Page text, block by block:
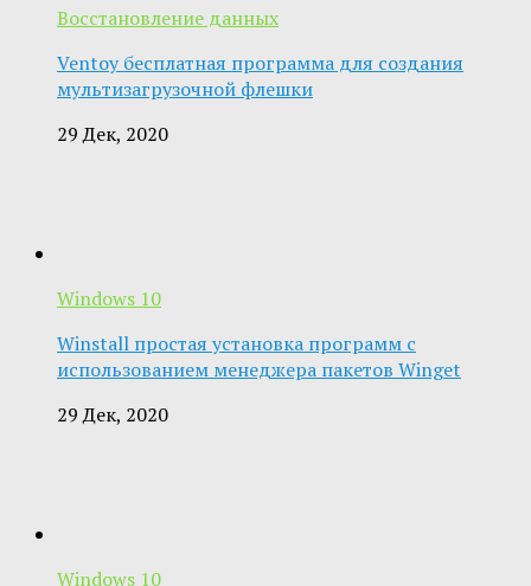
Восстановление данных
Ventoy бесплатная программа для создания
мультизагрузочной флешки
29 Дек, 2020
Windows 10
Winstall простая установка программ с
использованием менеджера пакетов Winget
29 Дек, 2020
Windows 10